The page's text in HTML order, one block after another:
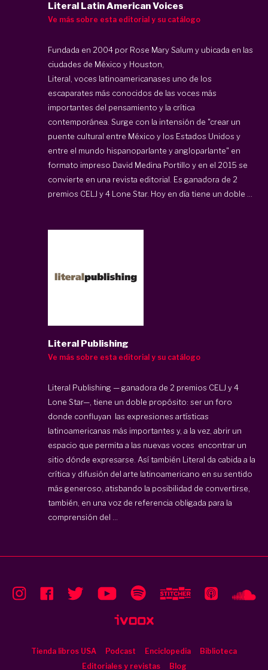
Literal Latin American Voices
Ve más sobre esta editorial y su catálogo
Fundada en 2004 por Rose Mary Salum y ubicada en las
ciudades de México y Houston,
Literal, voces latinoamericanases uno de los
escaparates más conocidos de las voces más
importantes del pensamiento y la crítica
contemporánea. Surge con la intensión de "crear un
puente cultural entre México y los Estados Unidos y
entre el mundo hispanoparlante y angloparlante" en
formato impreso David Medina Portillo y en el 2015 se
convierte en una revista editorial. Es ganadora de 2
premios CELJ y 4 Lone Star. Hoy en día tiene un doble ...
Literal Publishing
Ve más sobre esta editorial y su catálogo
Literal Publishing — ganadora de 2 premios CELJ y 4
Lone Star—, tiene un doble propósito: ser un foro
donde confluyan las expresiones artísticas
latinoamericanas más importantes y, a la vez, abrir un
espacio que permita a las nuevas voces encontrar un
sitio dónde expresarse. Así también Literal da cabida a la
crítica y difusión del arte latinoamericano en su sentido
más generoso, atisbando la posibilidad de convertirse,
también, en una voz de referencia obligada para la
comprensión del ...
Tienda libros USA Podcast Enciclopedia
Biblioteca
Editoriales y revistas
Blog